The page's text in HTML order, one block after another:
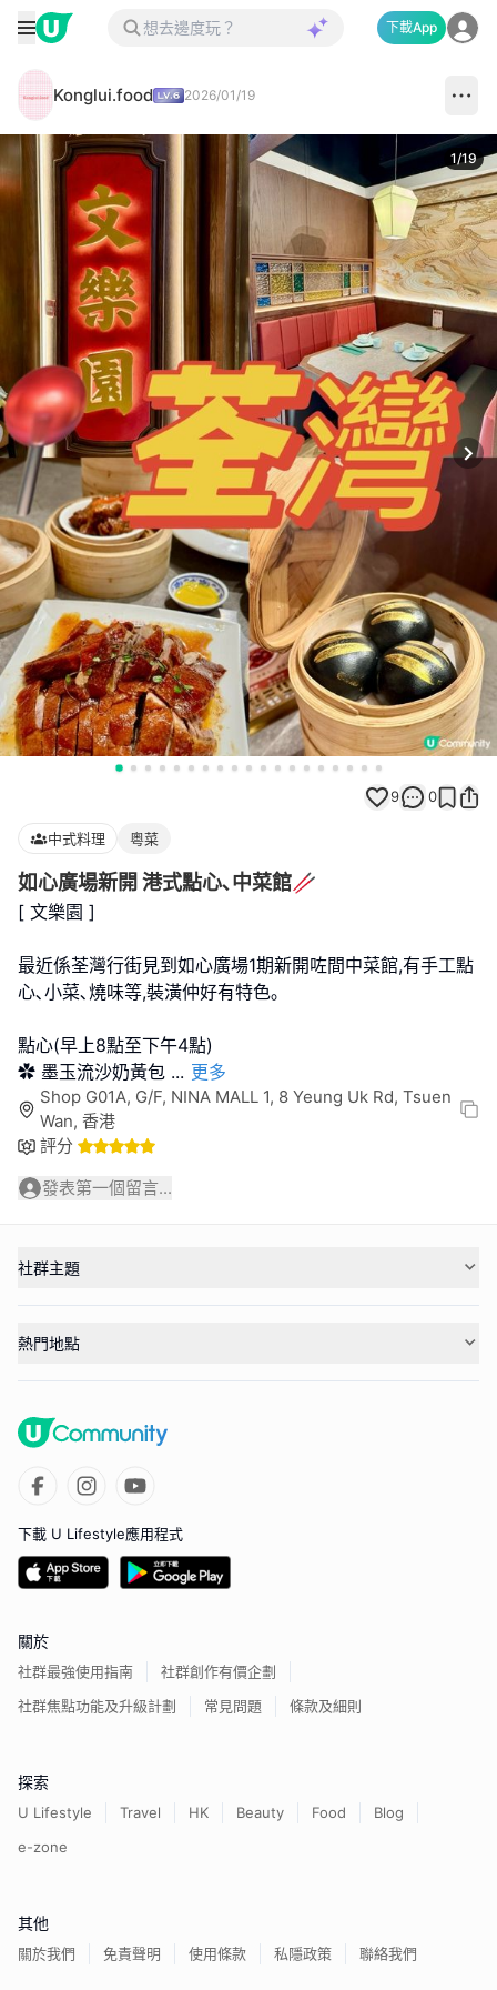
下載App
Konglui.food 2026/01/19
1/19
9 0
中式料理 粵菜
如心廣場新開 港式點心､中菜館🥢
[ 文樂園 ]
最近係荃灣行街見到如心廣場1期新開咗間中菜館,有手工點
心､小菜､燒味等,裝潢仲好有特色｡
點心(早上8點至下午4點)
✿ 墨玉流沙奶黃包 ... 更多
Shop G01A, G/F, NINA MALL 1, 8 Yeung Uk Rd, Tsuen
Wan, 香港
評分
發表第一個留言...
社群主題
熱門地點
下載 U Lifestyle應用程式
關於
社群最強使用指南
社群創作有價企劃
社群焦點功能及升級計劃
常見問題 條款及細則
探索
U Lifestyle Travel HK Beauty Food
Blog
e-zone
其他
關於我們 免責聲明 使用條款 私隱政策 聯絡我們